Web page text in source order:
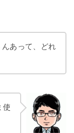
あって、どれ
使